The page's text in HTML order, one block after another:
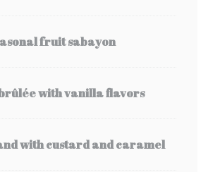
fruit sabayon
with vanilla flavors
with custard and caramel